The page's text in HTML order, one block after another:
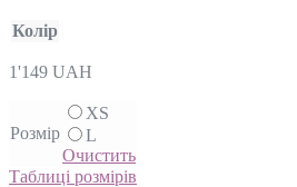
Колір
1'149 UAH
Розмір
XS
L
Очистить
Таблиці розмірів